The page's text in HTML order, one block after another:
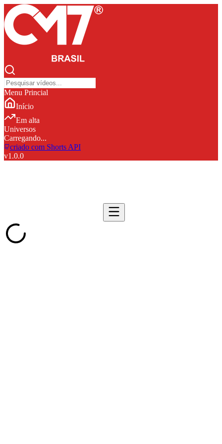
Menu Princial
Início
Em alta
Universos
Carregando...
criado com Shorts API
v1.0.0